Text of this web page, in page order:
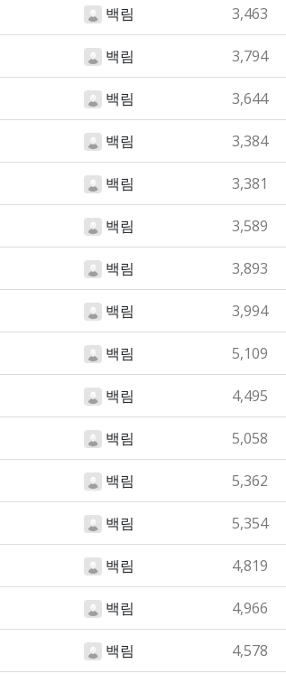
백림 3,463
백림 3,794
백림 3,644
백림 3,384
백림 3,381
백림 3,589
백림 3,893
백림 3,994
백림 5,109
백림 4,495
백림 5,058
백림 5,362
백림 5,354
백림 4,819
백림 4,966
백림 4,578